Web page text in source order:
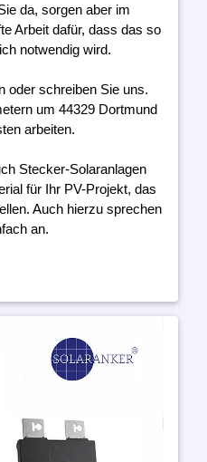
da, sorgen aber im
Arbeit dafür, dass das so
notwendig wird.
oder schreiben Sie uns.
um 44329 Dortmund
arbeiten.
Stecker-Solaranlagen
für Ihr PV-Projekt, das
Auch hierzu sprechen
an.